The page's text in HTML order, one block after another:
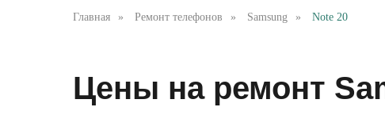
Главная » Ремонт телефонов » Samsung » Note 20
Цены на ремонт